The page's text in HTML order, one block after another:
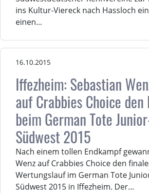
ins Kultur-Viereck nach Hassloch
einen…
16.10.2015
Iffezheim: Sebastian
auf Crabbies Choice
beim German Tote
Südwest 2015
Nach einem tollen Endkampf
Wenz auf Crabbies Choice den
Wertungslauf im German Tote
Südwest 2015 in Iffezheim. Der…